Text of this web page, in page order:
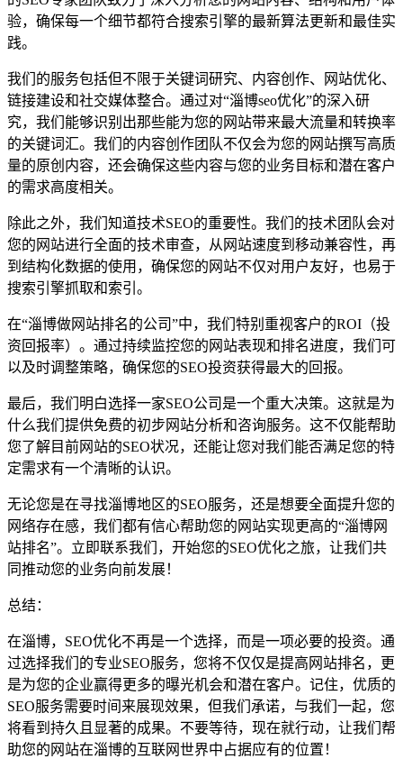
验，确保每一个细节都符合搜索引擎的最新算法更新和最佳实
践。
我们的服务包括但不限于关键词研究、内容创作、网站优化、
链接建设和社交媒体整合。通过对“淄博seo优化”的深入研
究，我们能够识别出那些能为您的网站带来最大流量和转换率
的关键词汇。我们的内容创作团队不仅会为您的网站撰写高质
量的原创内容，还会确保这些内容与您的业务目标和潜在客户
的需求高度相关。
除此之外，我们知道技术SEO的重要性。我们的技术团队会对
您的网站进行全面的技术审查，从网站速度到移动兼容性，再
到结构化数据的使用，确保您的网站不仅对用户友好，也易于
搜索引擎抓取和索引。
在“淄博做网站排名的公司”中，我们特别重视客户的ROI（投
资回报率）。通过持续监控您的网站表现和排名进度，我们可
以及时调整策略，确保您的SEO投资获得最大的回报。
最后，我们明白选择一家SEO公司是一个重大决策。这就是为
什么我们提供免费的初步网站分析和咨询服务。这不仅能帮助
您了解目前网站的SEO状况，还能让您对我们能否满足您的特
定需求有一个清晰的认识。
无论您是在寻找淄博地区的SEO服务，还是想要全面提升您的
网络存在感，我们都有信心帮助您的网站实现更高的“淄博网
站排名”。立即联系我们，开始您的SEO优化之旅，让我们共
同推动您的业务向前发展！
总结：
在淄博，SEO优化不再是一个选择，而是一项必要的投资。通
过选择我们的专业SEO服务，您将不仅仅是提高网站排名，更
是为您的企业赢得更多的曝光机会和潜在客户。记住，优质的
SEO服务需要时间来展现效果，但我们承诺，与我们一起，您
将看到持久且显著的成果。不要等待，现在就行动，让我们帮
助您的网站在淄博的互联网世界中占据应有的位置！